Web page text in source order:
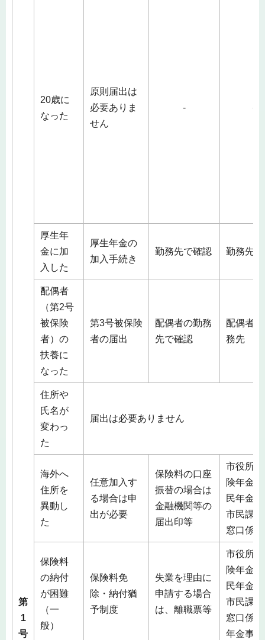
第
1
号
20歳に
なった
原則届出は
必要ありま
せん
- -
厚生年
金に加
入した
厚生年金の
加入手続き
勤務先で確認 勤務先
配偶者
（第2号
被保険
者）の
扶養に
なった
第3号被保険
者の届出
配偶者の勤務
先で確認
配偶者
務先
住所や
氏名が
変わっ
た
届出は必要ありません
海外へ
住所を
異動し
た
任意加入す
る場合は申
出が必要
保険料の口座
振替の場合は
金融機関等の
届出印等
市役所
険年金
民年金
市民課
窓口係）
保険料
の納付
が困難
（一
般）
保険料免
除・納付猶
予制度
失業を理由に
申請する場合
は、離職票等
市役所
険年金
民年金
市民課
窓口係
年金事